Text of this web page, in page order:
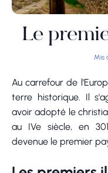
Le
Mis
Au carrefour de
terre historique. Il
avoir adopté le
au IVe siècle, en
devenue le premier